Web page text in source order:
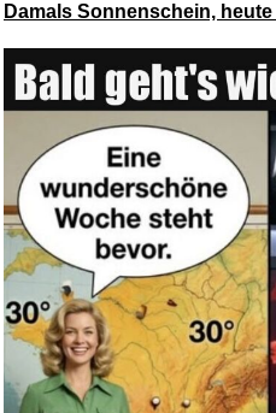
Find a
Damals Sonnenschein,